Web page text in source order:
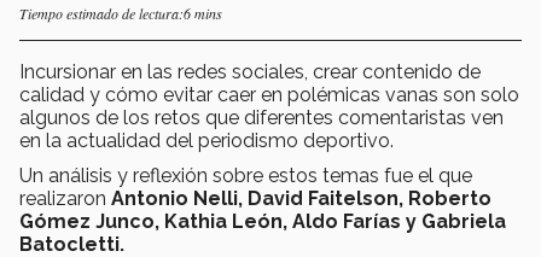
Tiempo estimado de lectura:6 mins
Incursionar en las redes sociales, crear contenido de
calidad y cómo evitar caer en polémicas vanas son solo
algunos de los retos que diferentes comentaristas ven
en la actualidad del periodismo deportivo.
Un análisis y reflexión sobre estos temas fue el que
realizaron Antonio Nelli, David Faitelson, Roberto
Gómez Junco, Kathia León, Aldo Farías y Gabriela
Batocletti.